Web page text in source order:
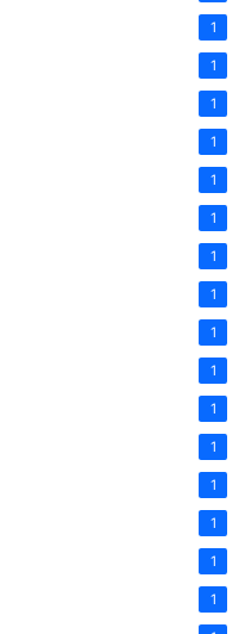
1
1
1
1
1
1
1
1
1
1
1
1
1
1
1
1